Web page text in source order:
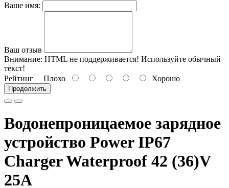
Ваше имя:
Ваш отзыв
Внимание: HTML не поддерживается! Используйте обычный
текст!
Рейтинг Плохо Хорошо
Продолжить
Водонепроницаемое зарядное
устройство Power IP67
Charger Waterproof 42 (36)V
25A